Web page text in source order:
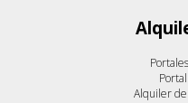
Alquiler de